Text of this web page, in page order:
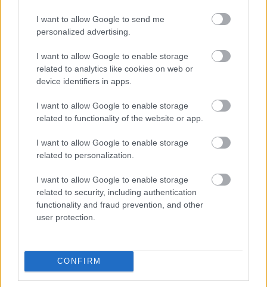
I want to allow Google to send me
personalized advertising.
I want to allow Google to enable storage
related to analytics like cookies on web or
device identifiers in apps.
I want to allow Google to enable storage
related to functionality of the website or app.
I want to allow Google to enable storage
related to personalization.
I want to allow Google to enable storage
related to security, including authentication
functionality and fraud prevention, and other
user protection.
CONFIRM
rakétázása miatt
Bizarr baleset történt a budapesti metrón
HÍREK 5 órája
NÉPSZERŰ